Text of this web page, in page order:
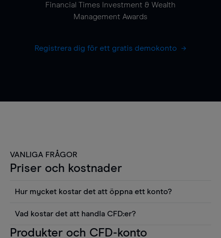
Financial Times Investment & Wealth
Management Awards
Registrera dig för ett gratis demokonto
VANLIGA FRÅGOR
Priser och kostnader
Hur mycket kostar det att öppna ett konto?
använda sådana verktyg som diagram, Reuters
Vad kostar det att handla CFD:er?
Det är en rad kostnader att tänka på när man
Produkter och CFD-konto